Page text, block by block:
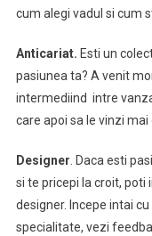
cum alegi vadul si cum
Anticariat. Esti un
pasiunea ta? A venit
intermediind intre
care apoi sa le vinzi mai
Designer. Daca esti
si te pricepi la croit, poti
designer. Incepe intai
specialitate, vezi